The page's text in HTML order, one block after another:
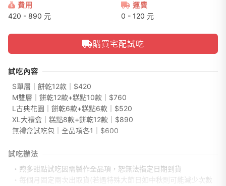
費用
420 - 890 元
運費
0 - 120 元
購買宅配試吃
試吃內容
S單層｜餅乾12款｜$420
M雙層｜餅乾12款+糕點10款｜$760
L古典花園｜餅乾6款+糕點6款｜$520
XL大禮盒｜糕點8款+餅乾12款｜$890
無禮盒試吃包｜全品項各1｜$600
試吃辦法
・煦多甜點試吃因需製作全品項，恕無法指定日期到貨
・每個月固定兩次出取貨(若遇特殊大節日如中秋則可能減少次數